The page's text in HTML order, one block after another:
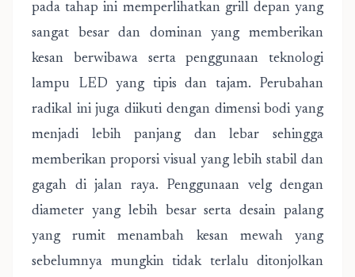
pada tahap ini memperlihatkan grill depan yang
sangat besar dan dominan yang memberikan
kesan berwibawa serta penggunaan teknologi
lampu LED yang tipis dan tajam. Perubahan
radikal ini juga diikuti dengan dimensi bodi yang
menjadi lebih panjang dan lebar sehingga
memberikan proporsi visual yang lebih stabil dan
gagah di jalan raya. Penggunaan velg dengan
diameter yang lebih besar serta desain palang
yang rumit menambah kesan mewah yang
sebelumnya mungkin tidak terlalu ditonjolkan